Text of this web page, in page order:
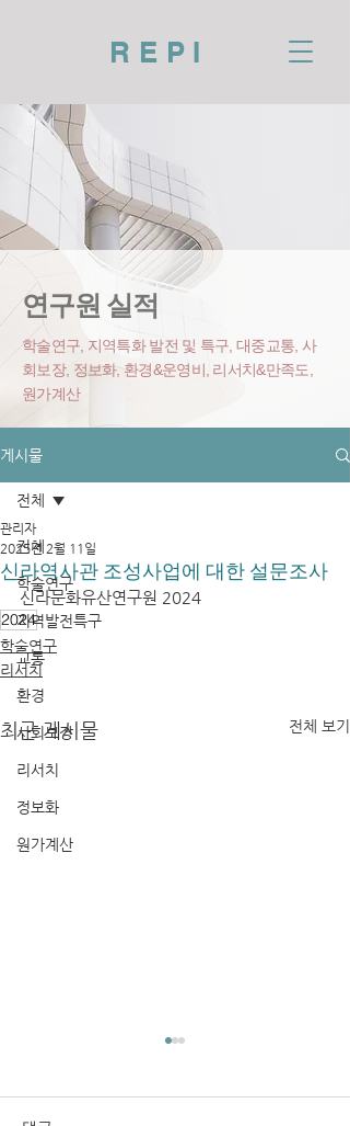
REPI
연구원 실적
학술연구, 지역특화 발전 및 특구, 대중교통, 사
회보장, 정보화, 환경&운영비 , 리서치&만족도,
원가계산
게시물
전체
학술연구
지역발전특구
교통
환경
사회보장
리서치
정보화
원가계산
전체
신라역사관 조성사업에 대한 설문조사
관리자
2025년 2월 11일
신라문화유산연구원 2024
2024
학술연구
리서치
최근 게시물 전체 보기